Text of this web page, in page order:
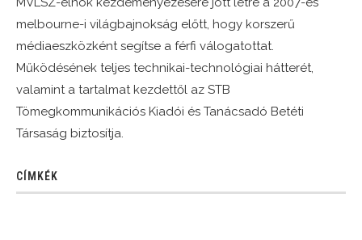
melbourne-i világbajnokság előtt, hogy korszerű
médiaeszközként segítse a férfi válogatottat.
Működésének teljes technikai-technológiai hátterét,
valamint a tartalmat kezdettől az STB
Tömegkommunikációs Kiadói és Tanácsadó Betéti
Társaság biztosítja.
CÍMKÉK